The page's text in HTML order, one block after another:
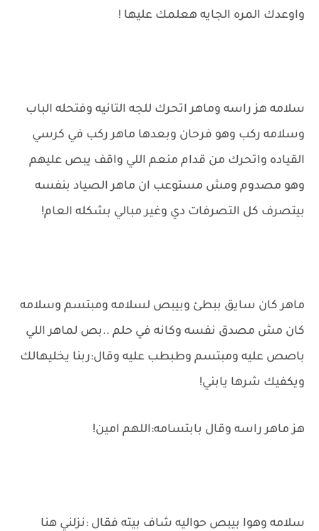
واوعدك المره الجايه هعلمك عليها !
سلامه هز راسه وماهر اتحرك للجه التانيه وفتحله الباب
وسلامه ركب وهو فرحان وبعدها ماهر ركب في كرسي
القياده واتحرك من قدام منعم اللي واقف يبص عليهم
وهو مصدوم ومش مستوعب ان ماهر الصياد بنفسه
بيتصرف كل التصرفات دي وغير مبالي بشكله العام!
ماهر كان سايق ببطئ وبيبص لسلامه ومبتسم وسلامه
كان مش مصدق نفسه وكانه في حلم ..بص لماهر اللي
باصص عليه ومبتسم وطبطب عليه وقال:ربنا يخليهالك
ويكفيك شرها يابني!
هز ماهر راسه وقال بابتسامه:اللهم امين!
سلامه وهوا بيبص حواليه شاف بيته فقال :نزلني هنا